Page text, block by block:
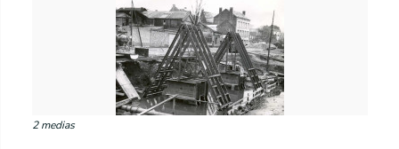
2 medias